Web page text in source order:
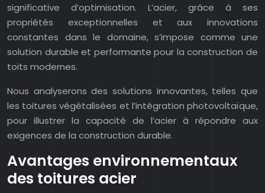
significative d’optimisation. L’acier, grâce à ses
propriétés exceptionnelles et aux innovations
constantes dans le domaine, s’impose comme une
solution durable et performante pour la construction de
toits modernes.
Nous analyserons des solutions innovantes, telles que
les toitures végétalisées et l’intégration photovoltaïque,
pour illustrer la capacité de l’acier à répondre aux
exigences de la construction durable.
Avantages environnementaux
des toitures acier